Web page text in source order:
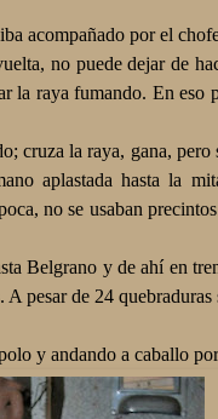
acompañado por el
no puede dejar de
la raya fumando. En
cruza la raya, gana,
aplastada hasta la
no se usaban
Belgrano y de ahí en
pesar de 24
y andando a caballo